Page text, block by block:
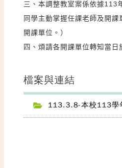
三、本調整教室案係依據113
同學主動掌握任課老師及開
開課單位。）
四、煩請各開課單位轉知當
檔案與連結
113.3.8-本校113學